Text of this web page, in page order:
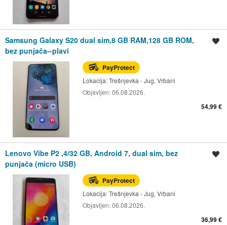
Samsung Galaxy S20 dual sim,8 GB RAM,128 GB ROM,
bez punjača--plavi
PayProtect
Lokacija:Trešnjevka - Jug, Vrbani
Objavljen:06.08.2026.
54,99 €
Lenovo Vibe P2 ,4/32 GB, Android 7, dual sim, bez
punjača (micro USB)
PayProtect
Lokacija:Trešnjevka - Jug, Vrbani
Objavljen:06.08.2026.
36,99 €